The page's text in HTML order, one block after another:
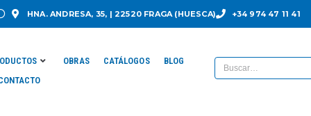
HNA. ANDRESA, 35, | 22520 FRAGA (HUESCA) +34 974 47 11 41
OBRAS CATÁLOGOS
BLOG